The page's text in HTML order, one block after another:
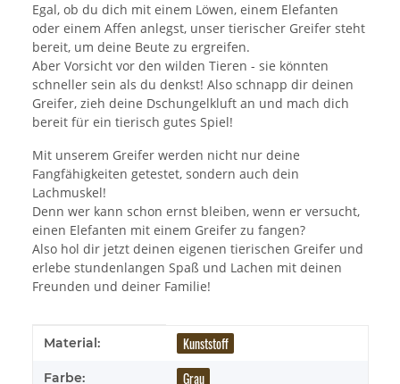
Egal, ob du dich mit einem Löwen, einem Elefanten
oder einem Affen anlegst, unser tierischer Greifer steht
bereit, um deine Beute zu ergreifen.
Aber Vorsicht vor den wilden Tieren - sie könnten
schneller sein als du denkst! Also schnapp dir deinen
Greifer, zieh deine Dschungelkluft an und mach dich
bereit für ein tierisch gutes Spiel!
Mit unserem Greifer werden nicht nur deine
Fangfähigkeiten getestet, sondern auch dein
Lachmuskel!
Denn wer kann schon ernst bleiben, wenn er versucht,
einen Elefanten mit einem Greifer zu fangen?
Also hol dir jetzt deinen eigenen tierischen Greifer und
erlebe stundenlangen Spaß und Lachen mit deinen
Freunden und deiner Familie!
Produkteigenschaft
Wert
Material: Kunststoff
Farbe: Grau